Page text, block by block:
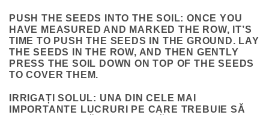
PUSH THE SEEDS INTO THE SOIL: ONCE YOU
HAVE MEASURED AND MARKED THE ROW, IT’S
TIME TO PUSH THE SEEDS IN THE GROUND. LAY
THE SEEDS IN THE ROW, AND THEN GENTLY
PRESS THE SOIL DOWN ON TOP OF THE SEEDS
TO COVER THEM.
IRRIGAȚI SOLUL: UNA DIN CELE MAI
IMPORTANTE LUCRURI PE CARE TREBUIE SĂ